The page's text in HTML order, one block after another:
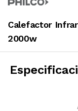
Calefactor
2000w